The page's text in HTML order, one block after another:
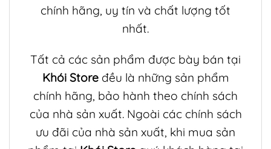
chính hãng, uy tín và chất lượng tốt
nhất.
Tất cả các sản phẩm được bày bán tại
Khói Stoređều là những sản phẩm
chính hãng, bảo hành theo chính sách
của nhà sản xuất. Ngoài các chính sách
ưu đãi của nhà sản xuất, khi mua sản